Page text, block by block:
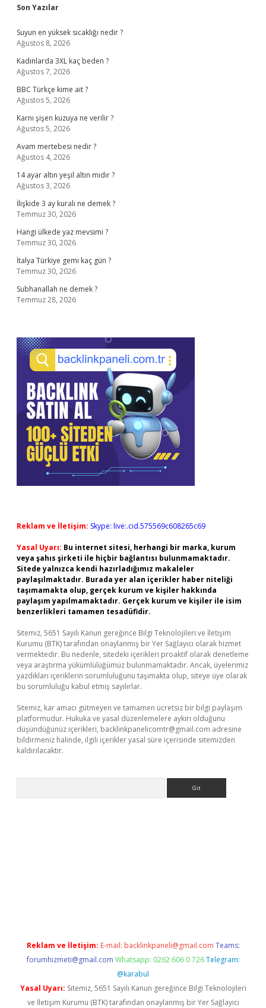
Sidebar
Son Yazılar
Suyun en yüksek sıcaklığı nedir ?
Ağustos 8, 2026
Kadınlarda 3XL kaç beden ?
Ağustos 7, 2026
BBC Türkçe kime ait ?
Ağustos 5, 2026
Karnı şişen kuzuya ne verilir ?
Ağustos 5, 2026
Avam mertebesi nedir ?
Ağustos 4, 2026
14 ayar altın yeşil altın mıdır ?
Ağustos 3, 2026
İlişkide 3 ay kuralı ne demek ?
Temmuz 30, 2026
Hangi ülkede yaz mevsimi ?
Temmuz 30, 2026
İtalya Türkiye gemi kaç gün ?
Temmuz 30, 2026
Subhanallah ne demek ?
Temmuz 28, 2026
Reklam ve İletişim: Skype: live:.cid.575569c608265c69
Yasal Uyarı: Bu internet sitesi, herhangi bir marka, kurum
veya şahıs şirketi ile hiçbir bağlantısı bulunmamaktadır.
Sitede yalnızca kendi hazırladığımız makaleler
paylaşılmaktadır. Burada yer alan içerikler haber niteliği
taşımamakta olup, gerçek kurum ve kişiler hakkında
paylaşım yapılmamaktadır. Gerçek kurum ve kişiler ile isim
benzerlikleri tamamen tesadüfidir.
Sitemiz, 5651 Sayılı Kanun gereğince Bilgi Teknolojileri ve İletişim
Kurumu (BTK) tarafından onaylanmış bir Yer Sağlayıcı olarak hizmet
vermektedir. Bu nedenle, sitedeki içerikleri proaktif olarak denetleme
veya araştırma yükümlülüğümüz bulunmamaktadır. Ancak, üyelerimiz
yazdıkları içeriklerin sorumluluğunu taşımakta olup, siteye üye olarak
bu sorumluluğu kabul etmiş sayılırlar.
Sitemiz, kar amacı gütmeyen ve tamamen ücretsiz bir bilgi paylaşım
platformudur. Hukuka ve yasal düzenlemelere aykırı olduğunu
düşündüğünüz içerikleri, backlinkpanelicomtr@gmail.com adresine
bildirmeniz halinde, ilgili içerikler yasal süre içerisinde sitemizden
kaldırılacaktır.
Reklam ve İletişim: E-mail: backlinkpaneli@gmail.com Teams:
forumhizmeti@gmail.com Whatsapp: 0262 606 0 726 Telegram:
@karabul
Yasal Uyarı: Sitemiz, 5651 Sayılı Kanun gereğince Bilgi Teknolojileri
ve İletişim Kurumu (BTK) tarafından onaylanmış bir Yer Sağlayıcı